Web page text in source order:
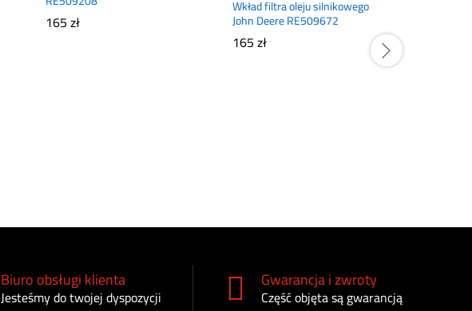
165zł
Wkład filtra oleju silnikowego
John Deere RE509672
165zł
Biuro obsługi klienta
Jesteśmy do twojej dyspozycji
Gwarancja i zwroty
Część objęta są gwarancją